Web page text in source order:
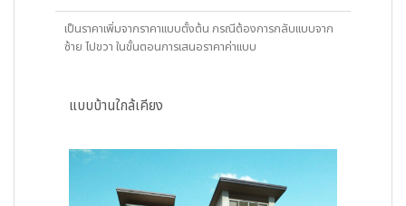
เป็นราคาเพิ่มจากราคาแบบตั้งต้น กรณีต้องการกลับแบบจาก
ซ้าย ไปขวา ในขั้นตอนการเสนอราคาค่าแบบ
แบบบ้านใกล้เคียง